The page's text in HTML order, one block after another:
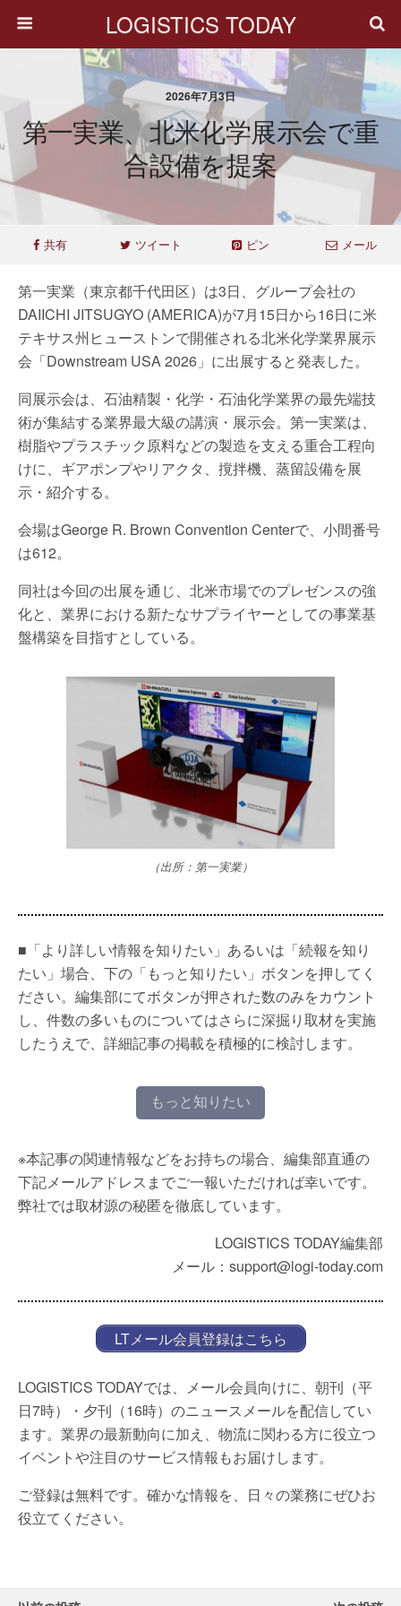
LOGISTICS TODAY
2026年7月3日
第一実業、北米化学展示会で重
合設備を提案
共有 ツイート ピン メール
第一実業（東京都千代田区）は3日、グループ会社の
DAIICHI JITSUGYO (AMERICA)が7月15日から16日に米
テキサス州ヒューストンで開催される北米化学業界展示
会「Downstream USA 2026」に出展すると発表した。
同展示会は、石油精製・化学・石油化学業界の最先端技
術が集結する業界最大級の講演・展示会。第一実業は、
樹脂やプラスチック原料などの製造を支える重合工程向
けに、ギアポンプやリアクタ、撹拌機、蒸留設備を展
示・紹介する。
会場はGeorge R. Brown Convention Centerで、小間番号
は612。
同社は今回の出展を通じ、北米市場でのプレゼンスの強
化と、業界における新たなサプライヤーとしての事業基
盤構築を目指すとしている。
（出所：第一実業）
■「より詳しい情報を知りたい」あるいは「続報を知り
たい」場合、下の「もっと知りたい」ボタンを押してく
ださい。編集部にてボタンが押された数のみをカウント
し、件数の多いものについてはさらに深掘り取材を実施
したうえで、詳細記事の掲載を積極的に検討します。
もっと知りたい
※本記事の関連情報などをお持ちの場合、編集部直通の
下記メールアドレスまでご一報いただければ幸いです。
弊社では取材源の秘匿を徹底しています。
LOGISTICS TODAY編集部
メール：support@logi-today.com
LTメール会員登録はこちら
LOGISTICS TODAYでは、メール会員向けに、朝刊（平
日7時）・夕刊（16時）のニュースメールを配信してい
ます。業界の最新動向に加え、物流に関わる方に役立つ
イベントや注目のサービス情報もお届けします。
ご登録は無料です。確かな情報を、日々の業務にぜひお
役立てください。